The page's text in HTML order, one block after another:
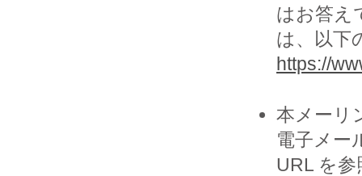
はお答え
は、以下
https://
本メーリ
電子メー
URL を